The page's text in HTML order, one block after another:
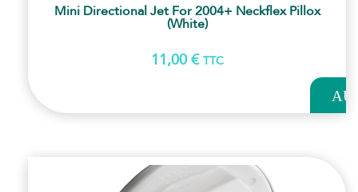
Mini Directional Jet For 2004+ Neckflex Pillox
(White)
11,00 € TTC
AU